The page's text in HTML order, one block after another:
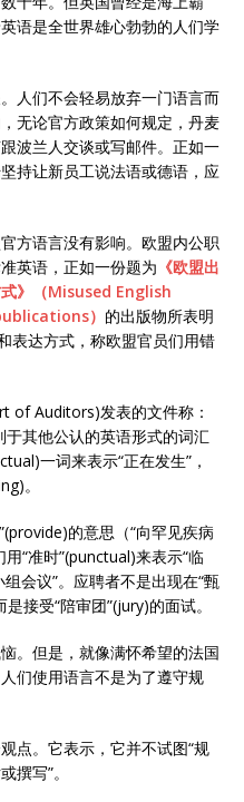
语是全世界雄心勃勃的人们学
人们不会轻易放弃一门语言而
无论官方政策如何规定，丹麦
波兰人交谈或写邮件。正如一
持让新员工说法语或德语，应
方语言没有影响。欧盟内公职
英语，正如一份题为 《欧盟出
》（Misused English
） 的出版物所表明
表达方式，称欧盟官员们用错
of Auditors)发表的文件称：
其他公认的英语形式的词汇
一词来表示“正在发生”，
。
的意思（“向罕见疾病
“准时”(punctual)来表示“临
会议”。应聘者不是出现在“甄
接受“陪审团”(jury)的面试。
。但是，就像满怀希望的法国
们使用语言不是为了遵守规
点。它表示，它并不试图“规
撰写”。